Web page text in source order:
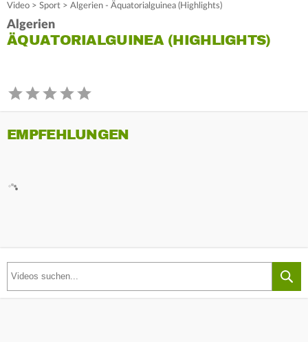
Video > Sport > Algerien - Äquatorialguinea (Highlights)
Algerien
ÄQUATORIALGUINEA (HIGHLIGHTS)
EMPFEHLUNGEN